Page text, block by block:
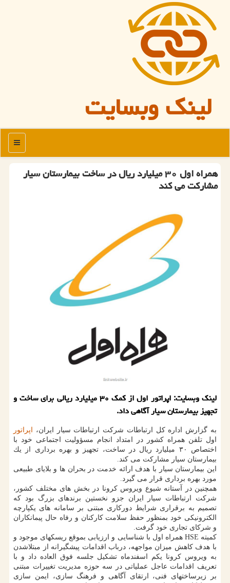
لینک وبسایت
منو
همراه اول ۳۰ میلیارد ریال در ساخت بیمارستان سیار
مشاركت می كند
لینك وبسایت: اپراتور اول از كمك ۳۰ میلیارد ریالی برای ساخت و
تجهیز بیمارستان سیار آگاهی داد.
به گزارش اداره كل ارتباطات شركت ارتباطات سیار ایران،
اپراتور
اول تلفن همراه كشور در امتداد انجام مسؤولیت اجتماعی خود با
اختصاص ۳۰ میلیارد ریال در ساخت، تجهیز و بهره برداری از یك
بیمارستان سیار مشاركت می كند.
این بیمارستان سیار با هدف ارائه خدمت در بحران ها و بلایای طبیعی
مورد بهره برداری قرار می گیرد.
همچنین در آستانه شیوع ویروس كرونا در بخش های مختلف كشور،
شركت ارتباطات سیار ایران جزو نخستین برندهای بزرگ بود كه
تصمیم به برقراری شرایط دوركاری مبتنی بر سامانه های یكپارچه
الكترونیكی خود بمنظور حفظ سلامت كاركنان و رفاه حال پیمانكاران
و شركای تجاری خود گرفت.
كمیته HSE همراه اول با شناسایی و ارزیابی بموقع ریسكهای موجود و
با هدف كاهش میزان مواجهه، درباب اقدامات پیشگیرانه از مبتلاشدن
به ویروس كرونا یكم اسفندماه تشكیل جلسه فوق العاده داد و با
تعریف اقدامات عاجل عملیاتی در سه حوزه مدیریت تغییرات مبتنی
بر زیرساختهای فنی، ارتقای آگاهی و فرهنگ سازی، ایمن سازی